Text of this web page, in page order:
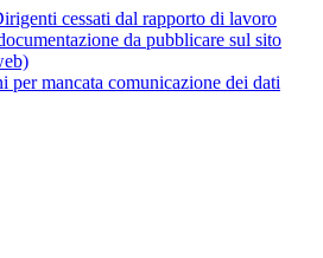
cessati dal rapporto di lavoro
da pubblicare sul sito
per mancata comunicazione dei dati